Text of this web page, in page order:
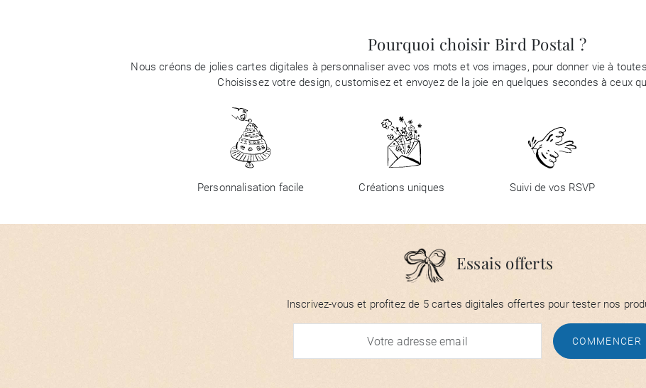
Pourquoi choisir Bird Postal ?
Nous créons de jolies cartes digitales à personnaliser avec vos mots et vos images, pour donner vie à
Choisissez votre design, customisez et envoyez de la joie en quelques secondes à ceux
Personnalisation facile Créations uniques Suivi de vos RSVP
Essais offerts
Inscrivez-vous et profitez de 5 cartes digitales offertes pour tester nos
COMMENCER